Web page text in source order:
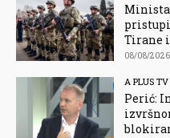
Tirane
08/08/2026
A PLUS TV
Perić: